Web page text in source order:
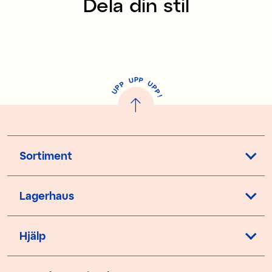
U
P
P UPP UP
P
!
Sortiment
Lagerhaus
Hjälp